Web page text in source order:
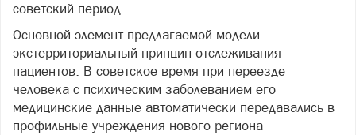
советский период.
Основной элемент предлагаемой модели —
экстерриториальный принцип отслеживания
пациентов. В советское время при переезде
человека с психическим заболеванием его
медицинские данные автоматически передавались в
профильные учреждения нового региона